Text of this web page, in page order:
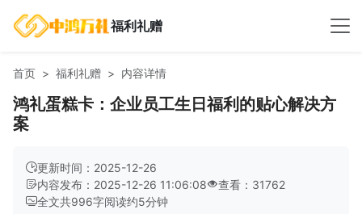
福利礼赠
首页 福利礼赠 内容详情
鸿礼蛋糕卡：企业员工生日福利的贴心解决方
案
更新时间：2025-12-26
内容发布：2025-12-26 11:06:08
查看：31762
全文共996字阅读约5分钟